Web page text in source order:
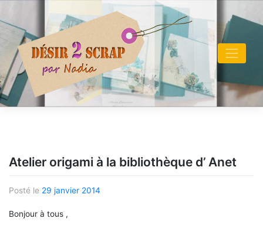
content
Atelier origami à la bibliothèque d’ Anet
Posté le 29 janvier 2014
Bonjour à tous ,